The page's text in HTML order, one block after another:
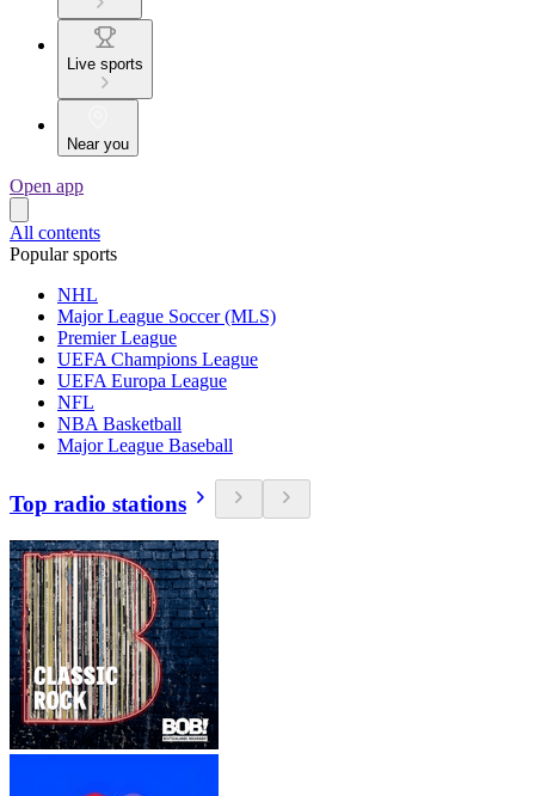
Live sports
Near you
Open app
All contents
Popular sports
NHL
Major League Soccer (MLS)
Premier League
UEFA Champions League
UEFA Europa League
NFL
NBA Basketball
Major League Baseball
Top radio stations